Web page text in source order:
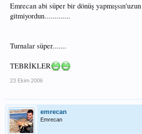
Emrecan abi süper bir dönüş
gitmiyordun.............
Turnalar süper.......
TEBRİKLER
23 Ekim 2006
emrecan
Emrecan